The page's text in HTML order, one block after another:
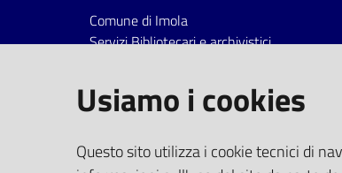
Comune di Imola
Servizi Bibliotecari e archivistici
Italia
centralino: tel 0542.6026.36 fax
bim@comune.imola.bo.it
PEC
Usiamo i cookies
Questo sito utilizza i cookie tecnici di